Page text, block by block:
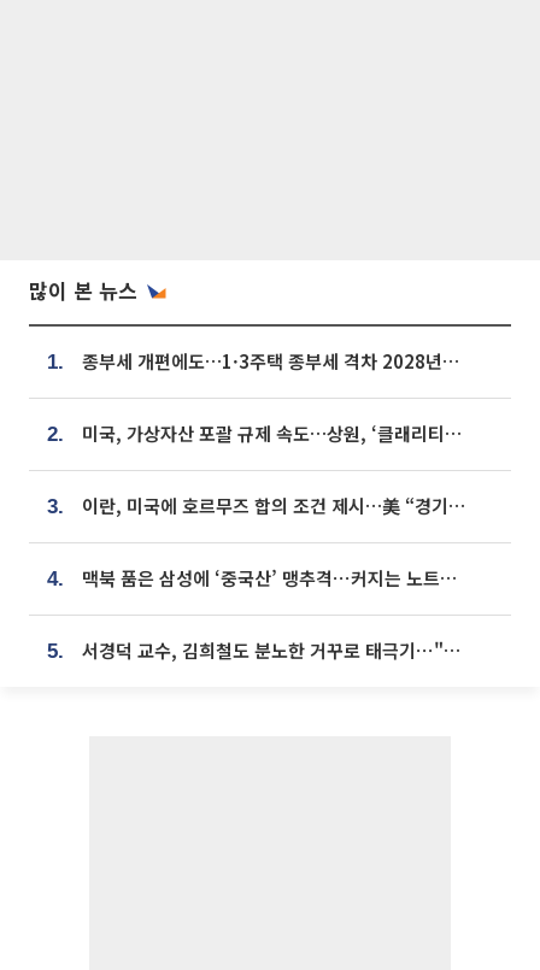
많이 본 뉴스
1. 종부세 개편에도…1·3주택 종부세 격차 2028년부터 확대
2. 미국, 가상자산 포괄 규제 속도…상원, ‘클래리티법’ 9월 절차투표 추진
3. 이란, 미국에 호르무즈 합의 조건 제시…美 “경기 아직 안 끝나” [종합]
4. 맥북 품은 삼성에 ‘중국산’ 맹추격⋯커지는 노트북 OLED 시장
5. 서경덕 교수, 김희철도 분노한 거꾸로 태극기⋯"엉터리는 아냐, 아쉬울 뿐"